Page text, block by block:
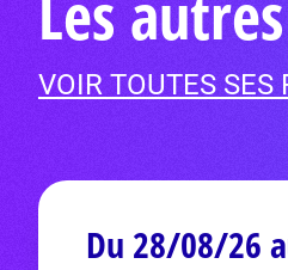
VOIR TOUTES SES
Du 28/08/26